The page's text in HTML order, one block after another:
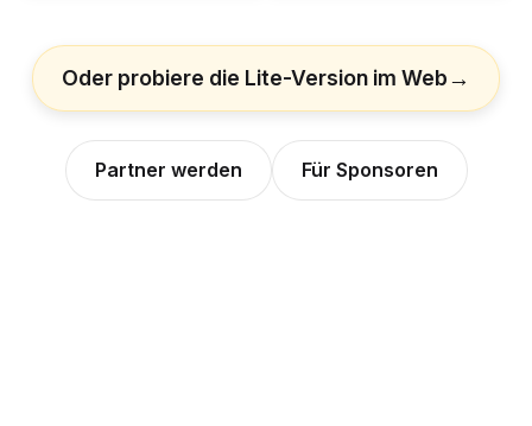
Oder probiere die Lite-Version im Web
Partner werden Für Sponsoren